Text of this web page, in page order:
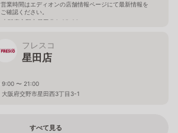
営業時間はエディオンの店舗情報ページにて最新情報を
ご確認ください。
大阪府交野市星田北6-25-26
フレスコ
星田店
9:00 〜 21:00
大阪府交野市星田西3丁目3-1
すべて見る